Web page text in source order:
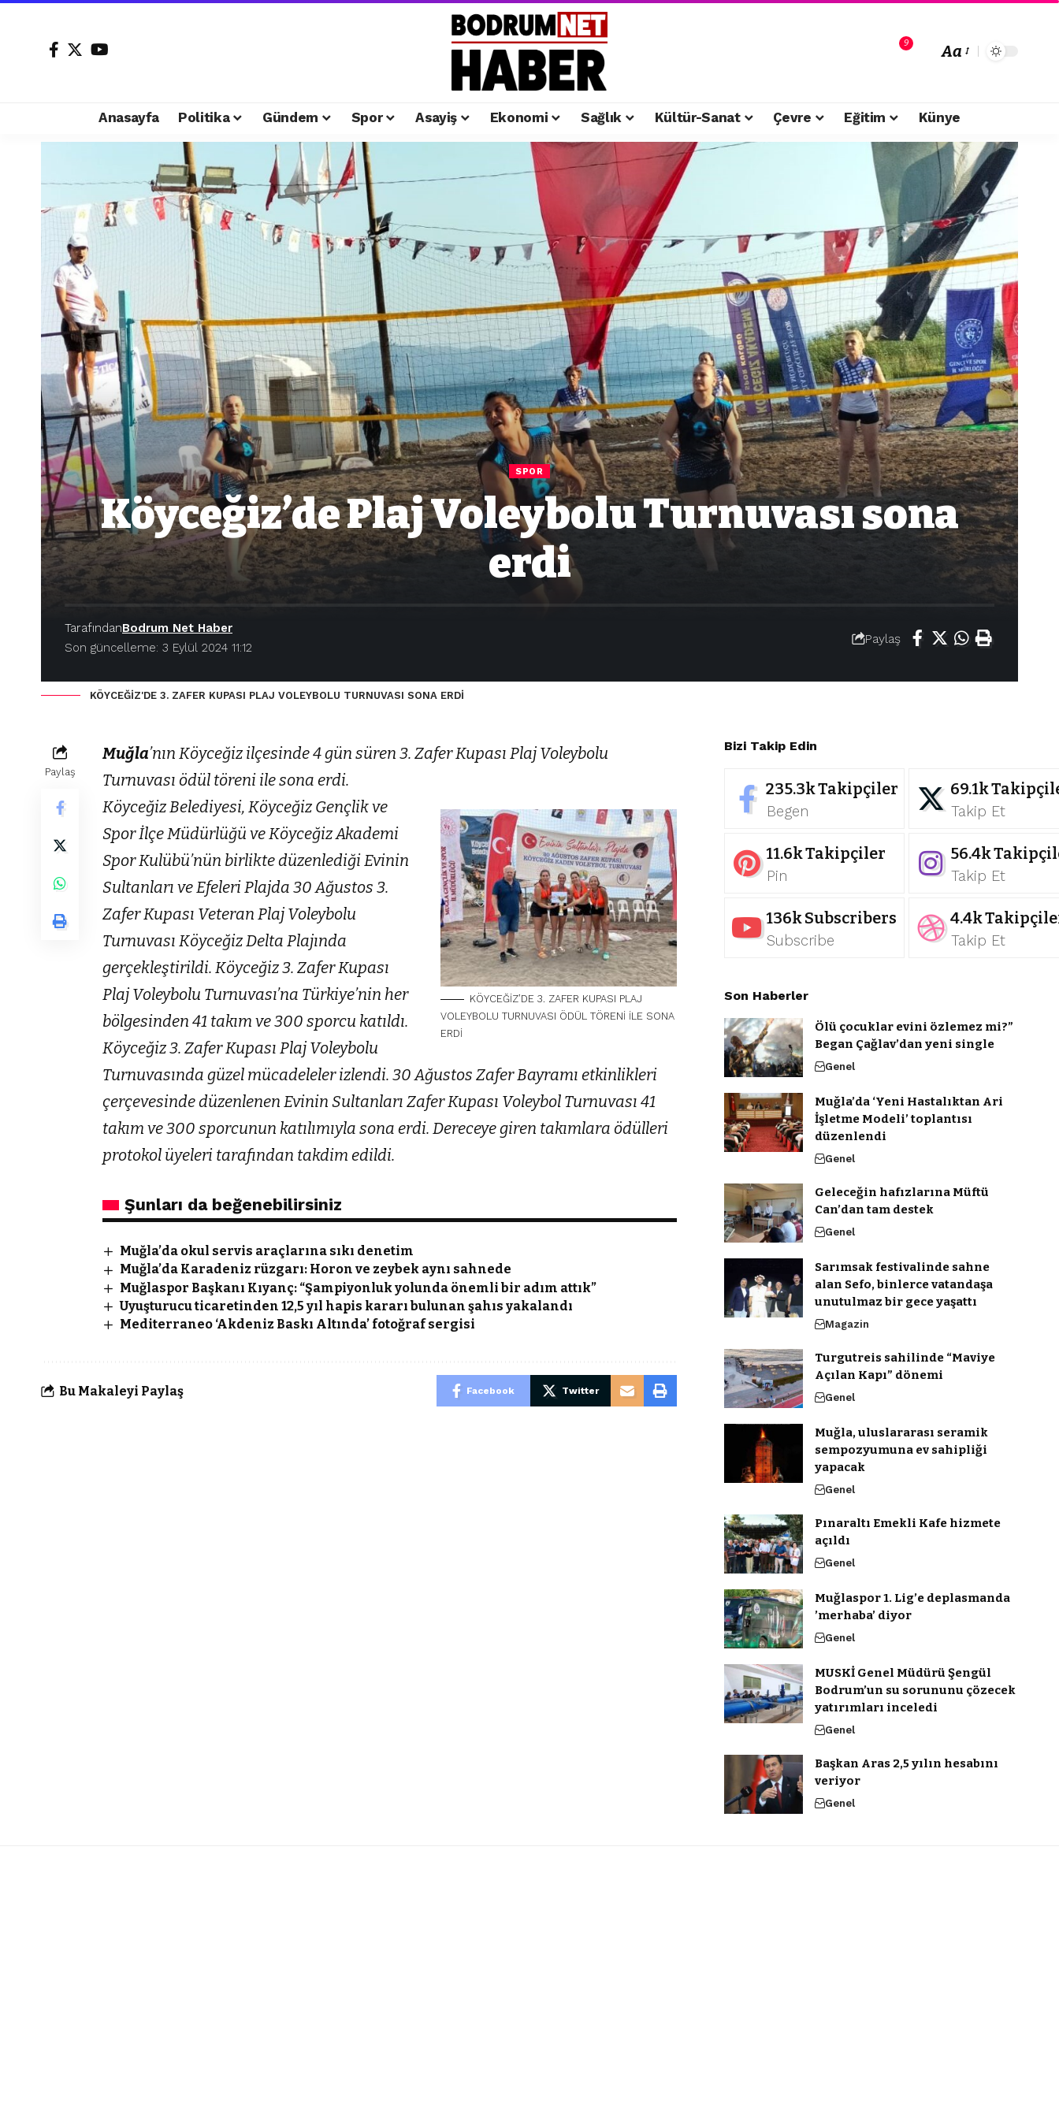
9 Aa
Anasayfa Politika Gündem Spor Asayiş Ekonomi Sağlık Kültür-Sanat Çevre Eğitim Künye
SPOR
Köyceğiz’de Plaj Voleybolu Turnuvası sona
erdi
Son güncelleme: 3 Eylül 2024 11:12
TarafındanBodrum Net Haber
Paylaş
KÖYCEĞİZ'DE 3. ZAFER KUPASI PLAJ VOLEYBOLU TURNUVASI SONA ERDİ
Paylaş
Muğla’nın Köyceğiz ilçesinde 4 gün süren 3. Zafer Kupası Plaj Voleybolu
Turnuvası ödül töreni ile sona erdi.
KÖYCEĞİZ’DE 3. ZAFER KUPASI PLAJ
VOLEYBOLU TURNUVASI ÖDÜL TÖRENİ İLE SONA
ERDİ
Köyceğiz Belediyesi, Köyceğiz Gençlik ve
Spor İlçe Müdürlüğü ve Köyceğiz Akademi
Spor Kulübü’nün birlikte düzenlediği Evinin
Sultanları ve Efeleri Plajda 30 Ağustos 3.
Zafer Kupası Veteran Plaj Voleybolu
Turnuvası Köyceğiz Delta Plajında
gerçekleştirildi. Köyceğiz 3. Zafer Kupası
Plaj Voleybolu Turnuvası’na Türkiye’nin her
bölgesinden 41 takım ve 300 sporcu katıldı.
Köyceğiz 3. Zafer Kupası Plaj Voleybolu
Turnuvasında güzel mücadeleler izlendi. 30 Ağustos Zafer Bayramı etkinlikleri
çerçevesinde düzenlenen Evinin Sultanları Zafer Kupası Voleybol Turnuvası 41
takım ve 300 sporcunun katılımıyla sona erdi. Dereceye giren takımlara ödülleri
protokol üyeleri tarafından takdim edildi.
Şunları da beğenebilirsiniz
Muğla’da okul servis araçlarına sıkı denetim
Muğla’da Karadeniz rüzgarı: Horon ve zeybek aynı sahnede
Muğlaspor Başkanı Kıyanç: “Şampiyonluk yolunda önemli bir adım attık”
Uyuşturucu ticaretinden 12,5 yıl hapis kararı bulunan şahıs yakalandı
Mediterraneo ‘Akdeniz Baskı Altında’ fotoğraf sergisi
Bu Makaleyi Paylaş Facebook Twitter
Bizi Takip Edin
235.3kTakipçiler
Begen
69.1k
Takip Et
11.6kTakipçiler
Pin
56.4k
Takip Et
136kSubscribers
Subscribe
4.4k
Takip Et
Son Haberler
Ölü çocuklar evini özlemez mi?”
Began Çağlav’dan yeni single
Genel
Muğla’da ‘Yeni Hastalıktan Ari
İşletme Modeli’ toplantısı
düzenlendi
Genel
Geleceğin hafızlarına Müftü
Can’dan tam destek
Genel
Sarımsak festivalinde sahne
alan Sefo, binlerce vatandaşa
unutulmaz bir gece yaşattı
Magazin
Turgutreis sahilinde “Maviye
Açılan Kapı” dönemi
Genel
Muğla, uluslararası seramik
sempozyumuna ev sahipliği
yapacak
Genel
Pınaraltı Emekli Kafe hizmete
açıldı
Genel
Muğlaspor 1. Lig’e deplasmanda
’merhaba’ diyor
Genel
MUSKİ Genel Müdürü Şengül
Bodrum’un su sorununu çözecek
yatırımları inceledi
Genel
Başkan Aras 2,5 yılın hesabını
veriyor
Genel